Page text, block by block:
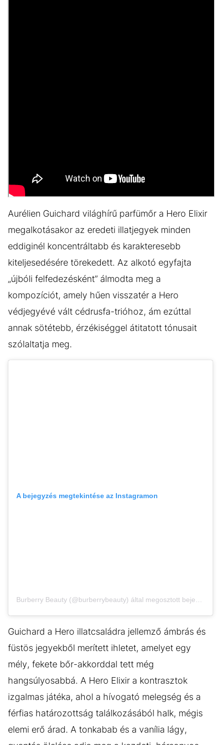
Aurélien Guichard világhírű parfümőr a Hero Elixir
megalkotásakor az eredeti illatjegyek minden
eddiginél koncentráltabb és karakteresebb
kiteljesedésére törekedett. Az alkotó egyfajta
„újbóli felfedezésként” álmodta meg a
kompozíciót, amely hűen visszatér a Hero
védjegyévé vált cédrusfa-trióhoz, ám ezúttal
annak sötétebb, érzékiséggel átitatott tónusait
szólaltatja meg.
A bejegyzés megtekintése az Instagramon
Guichard a Hero illatcsaládra jellemző ámbrás és
füstös jegyekből merített ihletet, amelyet egy
mély, fekete bőr-akkorddal tett még
hangsúlyosabbá. A Hero Elixir a kontrasztok
izgalmas játéka, ahol a hívogató melegség és a
férfias határozottság találkozásából halk, mégis
elemi erő árad. A tonkabab és a vanília lágy,